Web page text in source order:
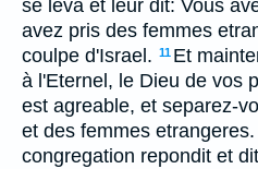
se leva et leur dit: Vous
avez pris des femmes
coulpe d'Israel. 11 Et
à l'Eternel, le Dieu de vos
est agreable, et separez-
et des femmes etrangeres.
congregation repondit et